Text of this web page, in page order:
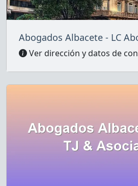
Abogados Albacete - LC
Ver dirección y datos de